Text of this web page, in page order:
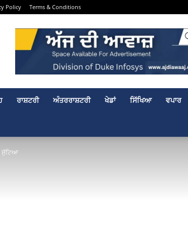
Policy Terms & Conditions
ਰਾਸ਼ਟਰੀ ਅੰਤਰਰਾਸ਼ਟਰੀ ਖੇਡਾਂ ਸਿੱਖਿਆ ਵਪਾਰ
ਸੁੱਟਿਆ